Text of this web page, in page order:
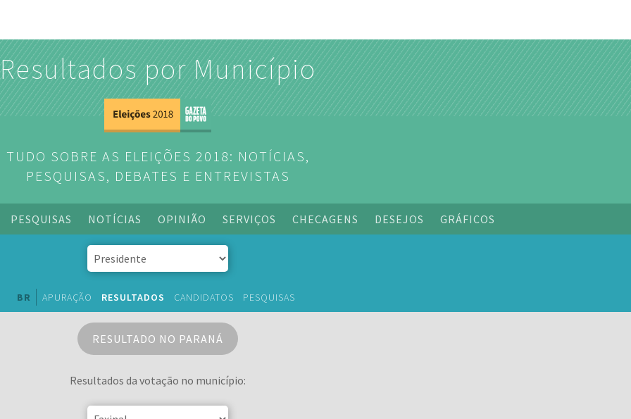
Resultados por Município
TUDO SOBRE AS ELEIÇÕES 2018: NOTÍCIAS,
PESQUISAS, DEBATES E ENTREVISTAS
PESQUISAS NOTÍCIAS OPINIÃO SERVIÇOS CHECAGENS DESEJOS GRÁFICOS
BR APURAÇÃO RESULTADOS CANDIDATOS PESQUISAS
RESULTADO NO PARANÁ
Resultados da votação no município: